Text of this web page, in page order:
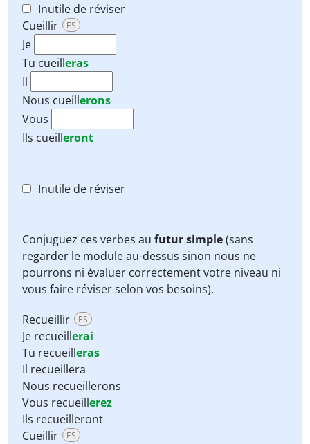
Inutile de réviser
Cueillir
ES
Je
Tu cueilleras
Il
Nous cueillerons
Vous
Ils cueilleront
Inutile de réviser
Conjuguez ces verbes au futur simple(sans
regarder le module au-dessus sinon nous ne
pourrons ni évaluer correctement votre niveau ni
vous faire réviser selon vos besoins).
Recueillir
ES
Je recueillerai
Tu recueilleras
Il recueillera
Nous recueillerons
Vous recueillerez
Ils recueilleront
Cueillir
ES